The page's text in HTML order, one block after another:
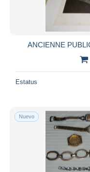
ANCIENNE
Estatus
Nuevo